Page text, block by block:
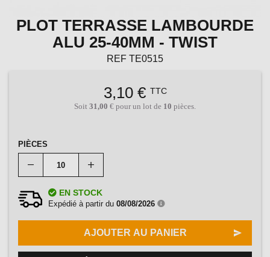
PLOT TERRASSE LAMBOURDE
ALU 25-40MM - TWIST
REF TE0515
3,10 € TTC
Soit 31,00 € pour un lot de 10 pièces.
PIÈCES
EN STOCK
Expédié à partir du 08/08/2026
AJOUTER AU PANIER